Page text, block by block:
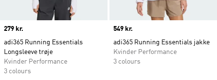
Price
279 kr.
adi365 Running Essentials
Longsleeve trøje
Kvinder Performance
3 colours
Price
549 kr.
adi365 Running Essentials jakke
Kvinder Performance
3 colours